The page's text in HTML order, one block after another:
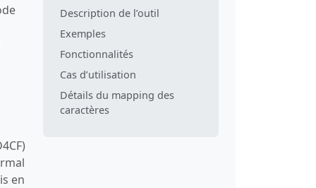
en
Description de l’outil
Exemples
Fonctionnalités
Cas d’utilisation
Détails du mapping des
caractères